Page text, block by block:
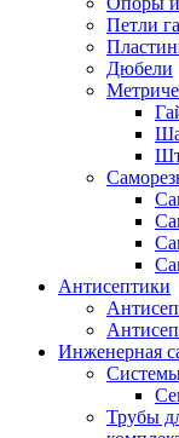
Петли
Дюбели
Антисептики
Инженерная
Трубы